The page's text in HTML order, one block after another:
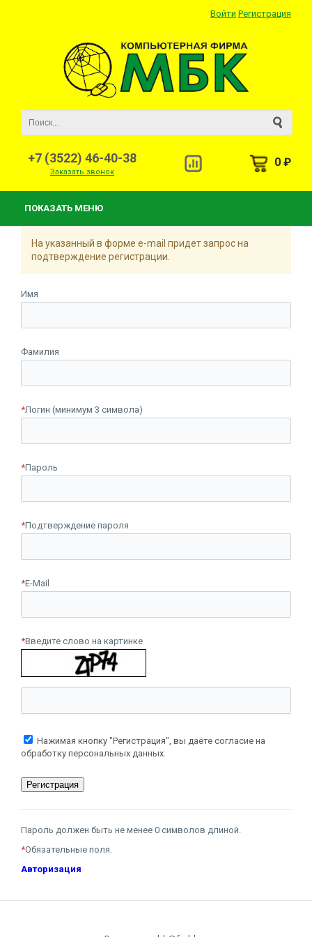
Войти Регистрация
+7 (3522) 46-40-38
Заказать звонок
0 ₽
ПОКАЗАТЬ МЕНЮ
На указанный в форме e-mail придет запрос на
подтверждение регистрации.
Имя
Фамилия
*Логин (минимум 3 символа)
*Пароль
*Подтверждение пароля
*E-Mail
*Введите слово на картинке
Нажимая кнопку "Регистрация", вы даёте согласие на
обработку персональных данных.
Пароль должен быть не менее 0 символов длиной.
*Обязательные поля.
Авторизация